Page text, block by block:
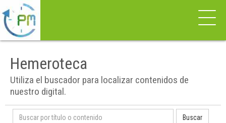
Hemeroteca
Utiliza el buscador para localizar contenidos de
nuestro digital.
Buscar